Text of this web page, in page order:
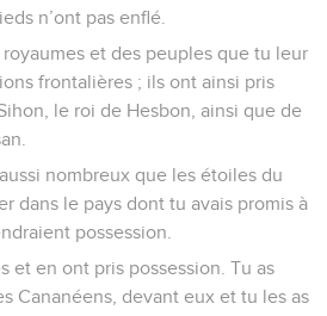
n’ont pas enflé.
et des peuples que tu leur
frontalières ; ils ont ainsi pris
le roi de Hesbon, ainsi que de
nombreux que les étoiles du
dans le pays dont tu avais promis à
possession.
et en ont pris possession. Tu as
Cananéens, devant eux et tu les as